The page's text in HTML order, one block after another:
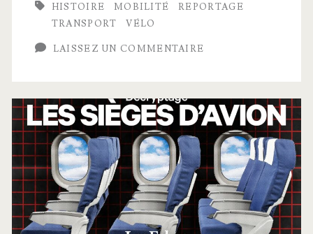
plié
vélo
urbain
HISTOIRE MOBILITÉ
REPORTAGE
TRANSPORT
VÉLO
LAISSEZ UN COMMENTAIRE